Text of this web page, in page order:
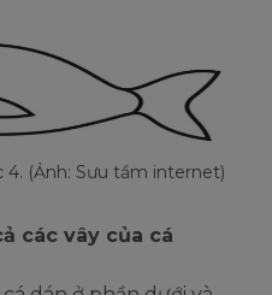
4. (Ảnh: Sưu tầm internet)
các vây của cá